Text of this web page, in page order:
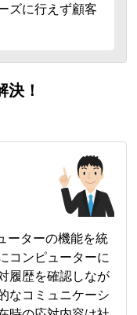
ズに行えず顧客
決！
ーターの機能を統
コンピューターに
履歴を確認しなが
なコミュニケーシ